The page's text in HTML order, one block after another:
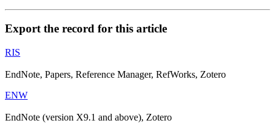
Export the record for this article
RIS
EndNote, Papers, Reference Manager, RefWorks, Zotero
ENW
EndNote (version X9.1 and above), Zotero